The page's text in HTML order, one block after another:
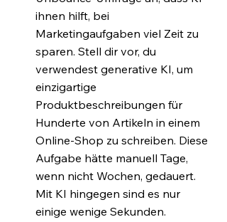
ihnen hilft, bei
Marketingaufgaben viel Zeit zu
sparen. Stell dir vor, du
verwendest generative KI, um
einzigartige
Produktbeschreibungen für
Hunderte von Artikeln in einem
Online-Shop zu schreiben. Diese
Aufgabe hätte manuell Tage,
wenn nicht Wochen, gedauert.
Mit KI hingegen sind es nur
einige wenige Sekunden.